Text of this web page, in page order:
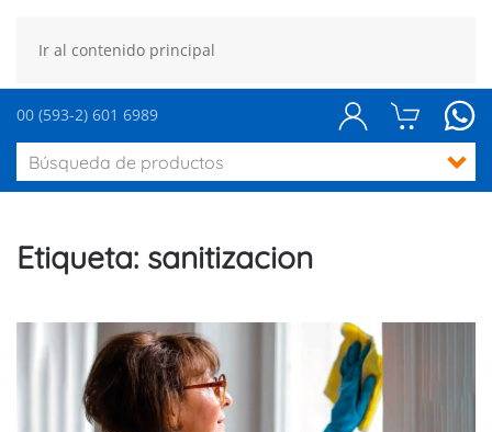
Ir al contenido principal
00 (593-2) 601 6989
Etiqueta: sanitizacion